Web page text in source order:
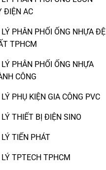
ĐIỆN AC
PHÂN PHỐI ỐNG NHỰA ĐỆ
TPHCM
PHÂN PHỐI ỐNG NHỰA
CÔNG
PHỤ KIỆN GIA CÔNG PVC
THIẾT BỊ ĐIỆN SINO
TIẾN PHÁT
TPTECH TPHCM